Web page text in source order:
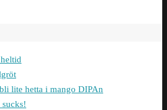
lite hetta i mango DIPAn